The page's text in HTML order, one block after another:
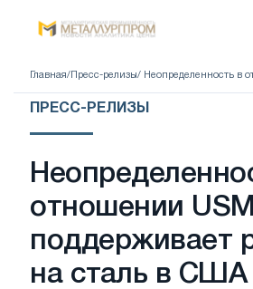
Главная/ Пресс-релизы/ Неопределенность в
ПРЕСС-РЕЛИЗЫ
отношении
поддерживает
на сталь в США